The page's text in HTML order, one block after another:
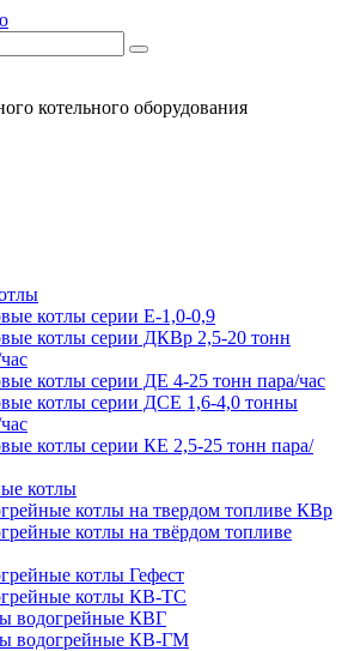
котельного оборудования
котлы серии Е-1,0-0,9
котлы серии ДКВр 2,5-20 тонн
котлы серии ДЕ 4-25 тонн пара/час
котлы серии ДСЕ 1,6-4,0 тонны
котлы серии КЕ 2,5-25 тонн пара/
котлы
котлы на твердом топливе КВр
котлы на твёрдом топливе
котлы Гефест
котлы КВ-ТС
водогрейные КВГ
водогрейные КВ-ГМ